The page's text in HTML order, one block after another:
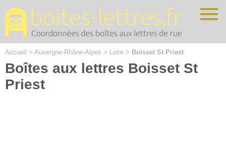
Accueil > Auvergne-Rhône-Alpes > Loire > Boisset St Priest
Boîtes aux lettres Boisset St
Priest